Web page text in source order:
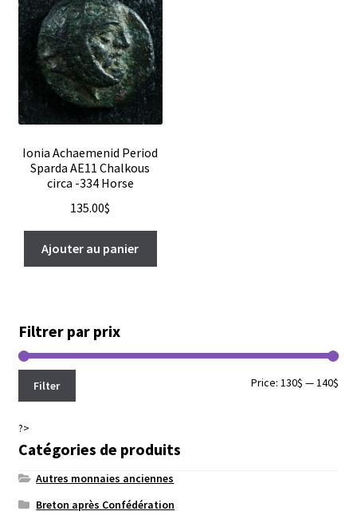
English
Ionia Achaemenid Period
Sparda AE11 Chalkous
circa -334 Horse
135.00$
Ajouter au panier
Filtrer par prix
Filter Price:130$ —140$
?>
Catégories de produits
Autres monnaies anciennes
Breton après Confédération